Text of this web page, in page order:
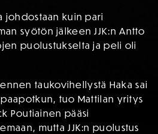
johdostaan kuin pari
syötön jälkeen JJK:n Antto
puolustukselta ja peli oli
taukovihellystä Haka sai
tuo Mattilan yritys
Poutiainen pääsi
mutta JJK:n puolustus